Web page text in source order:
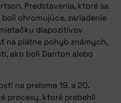
Predstavenia, ktoré sa
ohromujúce, zariadenie
diapozitívov
na plátne pohyb známych,
ako boli Danton alebo
na prelome 19. a 20.
procesy, ktoré prebehli